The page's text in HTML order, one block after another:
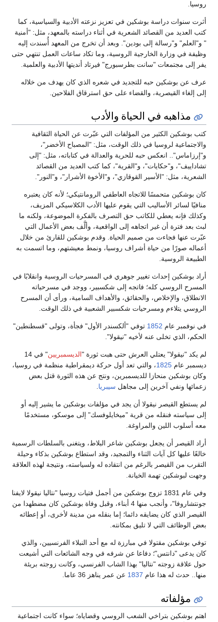
روسيا.
أثرت سنوات دراسة بوشكين في تعزيز نزعته الأدبية والسياسية، كما
كتب العديد من القصائد الشعرية في أثناء دراسته بالمعهد، مثل: "أمنية
" و"العلم" و"رسالة إلى بودين". وبعد أن تخرج من المعهد أُسندت إليه
وظيفة في وزارة الخارجية الروسية، وما تكاد ساعات العمل تنتهي حتى
يفر إلى مجتمعات "سانت بطرسبورج" فيرتاد أنديتها الأدبية والعلمية.
عرف عن بوشكين حبه للتجديد في شعره الذي كان يهدف من خلاله
إلى إلغاء القيصرية، والقضاء على حق استرقاق الفلاحين.
مذاهبه في الحياة والأدب
كتب بوشكين الكثير من المؤلفات التي عبّرت عن الحياة الثقافية
والاجتماعية لروسيا في ذلك الوقت، مثل: "المصباح الأخضر"،
و"إرزاماس".. انعكس حبه للحرية والعدالة في كتاباته، مثل: "إلى
تشاداييف"، و"حكايات"، و"القرية"، كما كتب العديد من القصائد
الشعرية، مثل: "الأسير القوقازي"، و"الأخوة الأشرار"، و"النور".
كان بوشكين متحمسًا للاتجاه العاطفي الرومانتيكي؛ لأنه كان يعتبره
منافيًا لسائر الأساليب التي يقوم عليها الأدب الكلاسيكي المزيف،
وكذلك فإنه يعطي للكاتب حق التصرف بالفكرة الموضوعة، ولكنه ما
لبث بعد فترة أن غير اتجاهه إلى الواقعية، وألَّف بعض الأعمال التي
عبّرت عنها فجاءت من صميم الحياة. وقدم بوشكين للقارئ من خلال
أعماله صورًا من حياة أشراف روسيا، ونمط معيشتهم، وما اتسمت به
الطبيعة الروسية.
أراد بوشكين إحداث تغيير جوهري في المسرحيات الروسية وانقلابًا في
المسرح الروسي كله؛ فاتجه إلى شكسبير، ووجد في مسرحياته
الانطلاق، والإخلاص، والحقائق، والأهداف السامية، ورأى أن المسرح
الروسي يتلاءم ومسرحيات شكسبير الشعبية في ذلك الوقت.
في نوفمبر عام 1852 توفي "ألكسندر الأول" فجأة، وتولى "قسطنطين"
الحكم، الذي تخلى عنه لأخيه "نيقولا".
لم يكد "نيقولا" يعتلي العرش حتى هبت ثورة "الديسمبريين
" في 14
ديسمبر عام 1825، والتي تعد أول حركة ديمقراطية منظمة في روسيا،
وكان بوشكين منحازا للديسمبرين، ونتج عن هذه الثورة قتل بعض
زعمائها ونفي آخرين إلى مجاهل سيبريا
لم يستطع القيصر نيقولا أن يجد في مؤلفات بوشكين ما يشير إليه أو
إلى سياسته فنقله من قرية "ميخايلوفسك" إلى موسكو، مستخدمًا
معه أسلوب اللين والمراوغة.
أراد القيصر أن يجعل بوشكين شاعر البلاط، ويتغنى بالسلطات الرسمية
خالعًا عليها كل آيات الثناء والتمجيد، وقد استطاع بوشكين بذكاء وحيلة
التقرب من القيصر بالرغم من انتقاده له ولسياسته، ونتيجة لهذه العلاقة
وجهت لبوشكين تهمة الخيانة.
وفي عام 1831 تزوج بوشكين من أجمل فتيات روسيا "نتاليا نيقولا لايفنا
جونتشاروفا"، وأنجب منها 4 أبناء، وقبل وفاة بوشكين كان مضطهدا من
القيصر الذي كان يضايقه دائما؛ إما بنقله من مدينة لأخرى، أو إعطائه
بعض الوظائف التي لا تليق بمكانته.
توفي بوشكين مقتولا في مبارزة له مع أحد النبلاء الفرنسيين، والذي
كان يدعى "دانتس"؛ دفاعا عن شرفه في وجه الشائعات التي أشيعت
حول علاقة زوجته "نتاليا" بهذا الشاب الفرنسي، وكانت زوجته بريئة
منها.. حدث له هذا عام 1837 عن عمر يناهز 36 عاما.
مؤلفاته
اهتم بوشكين بتراخي الشعب الروسي وقضاياه؛ سواء كانت اجتماعية